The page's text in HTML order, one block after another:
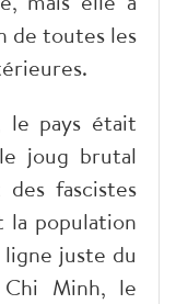
de toutes les
le pays était
joug brutal
fascistes
la population
ligne juste du
Minh, le